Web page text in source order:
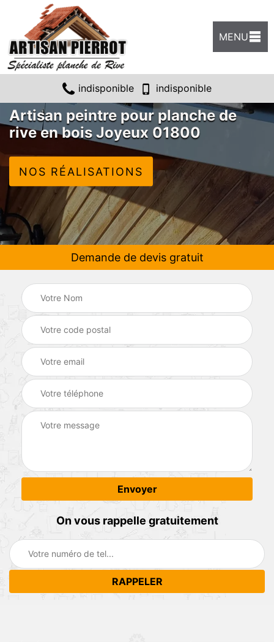
MENU
indisponible indisponible
Artisan peintre pour planche de
rive en bois Joyeux 01800
NOS RÉALISATIONS
Demande de devis gratuit
On vous rappelle gratuitement